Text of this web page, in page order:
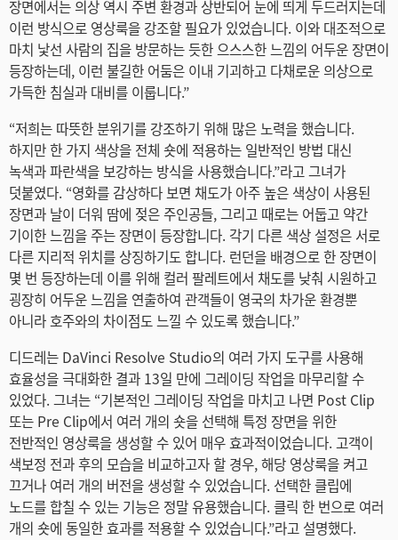
장면에서는 의상 역시 주변 환경과 상반되어 눈에 띄게 두드러지는데
이런 방식으로 영상룩을 강조할 필요가 있었습니다. 이와 대조적으로
마치 낯선 사람의 집을 방문하는 듯한 으스스한 느낌의 어두운 장면이
등장하는데, 이런 불길한 어둠은 이내 기괴하고 다채로운 의상으로
가득한 침실과 대비를 이룹니다.”
“저희는 따뜻한 분위기를 강조하기 위해 많은 노력을 했습니다.
하지만 한 가지 색상을 전체 숏에 적용하는 일반적인 방법 대신
녹색과 파란색을 보강하는 방식을 사용했습니다.”라고 그녀가
덧붙였다. “영화를 감상하다 보면 채도가 아주 높은 색상이 사용된
장면과 날이 더워 땀에 젖은 주인공들, 그리고 때로는 어둡고 약간
기이한 느낌을 주는 장면이 등장합니다. 각기 다른 색상 설정은 서로
다른 지리적 위치를 상징하기도 합니다. 런던을 배경으로 한 장면이
몇 번 등장하는데 이를 위해 컬러 팔레트에서 채도를 낮춰 시원하고
굉장히 어두운 느낌을 연출하여 관객들이 영국의 차가운 환경뿐
아니라 호주와의 차이점도 느낄 수 있도록 했습니다.”
디드레는 DaVinci Resolve Studio의 여러 가지 도구를 사용해
효율성을 극대화한 결과 13일 만에 그레이딩 작업을 마무리할 수
있었다. 그녀는 “기본적인 그레이딩 작업을 마치고 나면 Post Clip
또는 Pre Clip에서 여러 개의 숏을 선택해 특정 장면을 위한
전반적인 영상룩을 생성할 수 있어 매우 효과적이었습니다. 고객이
색보정 전과 후의 모습을 비교하고자 할 경우, 해당 영상룩을 켜고
끄거나 여러 개의 버전을 생성할 수 있었습니다. 선택한 클립에
노드를 합칠 수 있는 기능은 정말 유용했습니다. 클릭 한 번으로 여러
개의 숏에 동일한 효과를 적용할 수 있었습니다.”라고 설명했다.